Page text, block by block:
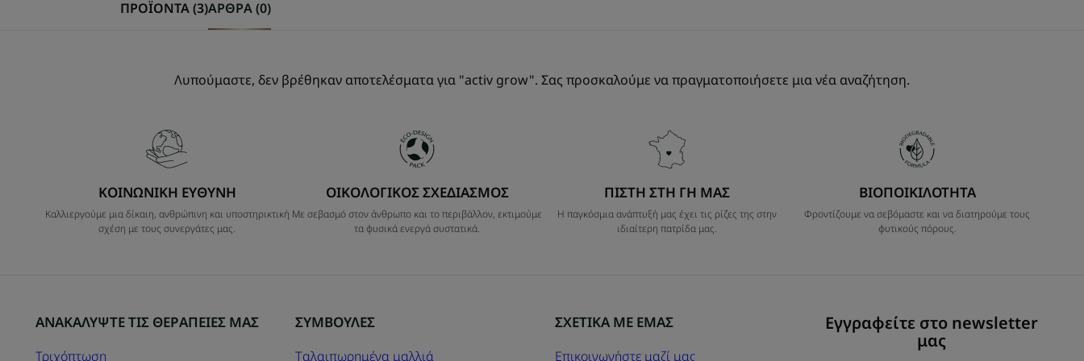
ΠΡΟΪΟΝΤΑ (3)ΑΡΘΡΑ (0)
Λυπούμαστε, δεν βρέθηκαν αποτελέσματα για "activ grow". Σας προσκαλούμε να πραγματοποιήσετε μια νέα αναζήτηση.
ΚΟΙΝΩΝΙΚΗ ΕΥΘΥΝΗ
Καλλιεργούμε μια δίκαιη, ανθρώπινη και υποστηρικτική
σχέση με τους συνεργάτες μας.
ΟΙΚΟΛΟΓΙΚΟΣ ΣΧΕΔΙΑΣΜΟΣ
Με σεβασμό στον άνθρωπο και το περιβάλλον, εκτιμούμε
τα φυσικά ενεργά συστατικά.
ΠΙΣΤΗ ΣΤΗ ΓΗ ΜΑΣ
Η παγκόσμια ανάπτυξή μας έχει τις ρίζες της στην
ιδιαίτερη πατρίδα μας.
ΒΙΟΠΟΙΚΙΛΟΤΗΤΑ
Φροντίζουμε να σεβόμαστε και να διατηρούμε τους
φυτικούς πόρους.
Εγγραφείτε στο newsletter
μας
ΑΝΑΚΑΛΥΨΤΕ ΤΙΣ ΘΕΡΑΠΕΙΕΣ ΜΑΣ
Τριχόπτωση
ΣΥΜΒΟΥΛΕΣ
Tαλαιπωρημένα μαλλιά
ΣΧΕΤΙΚΑ ΜΕ ΕΜΑΣ
Επικοινωνήστε μαζί μας